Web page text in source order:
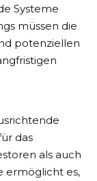
Systeme
müssen die
potenziellen
das
als auch
ermöglicht es,